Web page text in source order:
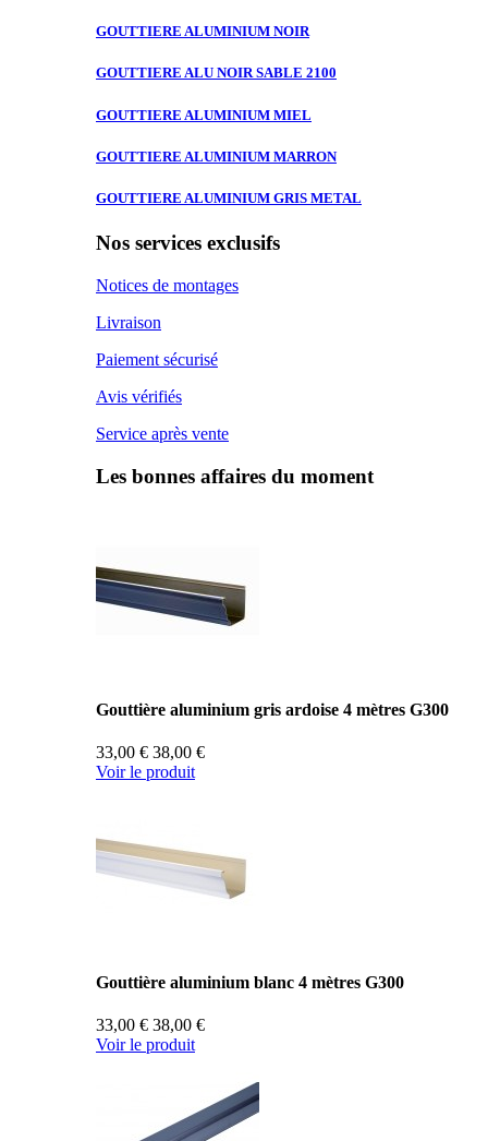
GOUTTIERE ALUMINIUM NOIR
GOUTTIERE ALU NOIR SABLE 2100
GOUTTIERE ALUMINIUM MIEL
GOUTTIERE ALUMINIUM MARRON
GOUTTIERE ALUMINIUM GRIS METAL
Nos services exclusifs
Notices de montages
Livraison
Paiement sécurisé
Avis vérifiés
Service après vente
Les bonnes affaires du moment
Gouttière aluminium gris ardoise 4 mètres G300
33,00 € 38,00 €
Voir le produit
Gouttière aluminium blanc 4 mètres G300
33,00 € 38,00 €
Voir le produit